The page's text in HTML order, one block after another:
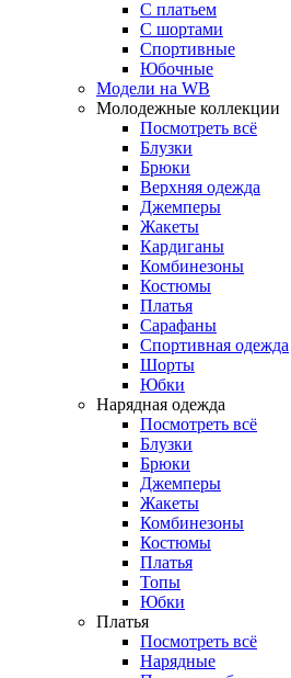
С платьем
С шортами
Спортивные
Юбочные
Модели на WB
Молодежные коллекции
Посмотреть всё
Блузки
Брюки
Верхняя одежда
Джемперы
Жакеты
Кардиганы
Комбинезоны
Костюмы
Платья
Сарафаны
Спортивная одежда
Шорты
Юбки
Нарядная одежда
Посмотреть всё
Блузки
Брюки
Джемперы
Жакеты
Комбинезоны
Костюмы
Платья
Топы
Юбки
Платья
Посмотреть всё
Нарядные